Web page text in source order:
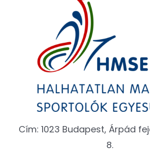
Cím: 1023 Budapest, Árpád
8.